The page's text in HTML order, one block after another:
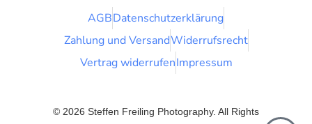
AGBDatenschutzerklärung
Zahlung und VersandWiderrufsrecht
Vertrag widerrufenImpressum
© 2026 Steffen Freiling Photography. All Rights